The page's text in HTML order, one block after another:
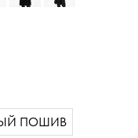
ПОШИВ